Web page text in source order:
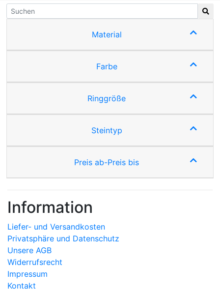
Material
Farbe
Ringgröße
Steintyp
Preis ab-Preis bis
Information
Liefer- und Versandkosten
Privatsphäre und Datenschutz
Unsere AGB
Widerrufsrecht
Impressum
Kontakt